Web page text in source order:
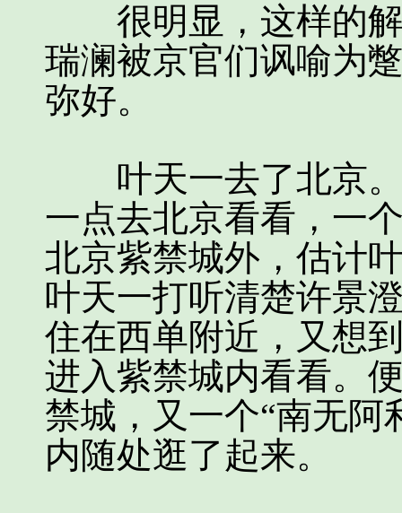
很明显，这样的解
瑞澜被京官们讽喻为
弥好。
叶天一去了北京。
一点去北京看看，一
北京紫禁城外，估计
叶天一打听清楚许景
住在西单附近，又想
进入紫禁城内看看。
禁城，又一个“南无阿
内随处逛了起来。